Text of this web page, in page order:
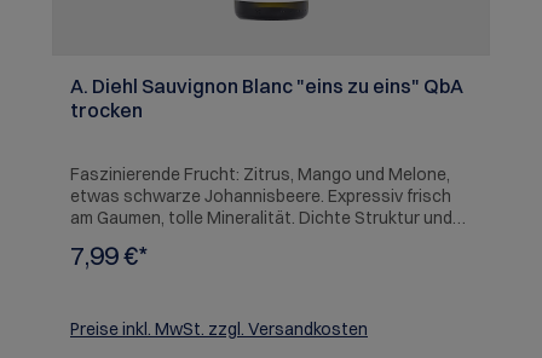
A. Diehl Sauvignon Blanc "eins zu eins" QbA
trocken
Faszinierende Frucht: Zitrus, Mango und Melone,
etwas schwarze Johannisbeere. Expressiv frisch
am Gaumen, tolle Mineralität. Dichte Struktur und
deutschen Sauvignon Blanc!
7,99 €*
Preise inkl. MwSt. zzgl. Versandkosten